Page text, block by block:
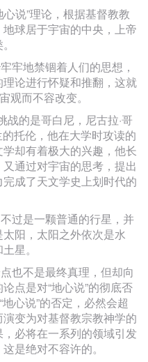
说”理论，根据基督教教
球居于宇宙的中央，上帝
牢地禁锢着人们的思想，
论进行怀疑和推翻，这就
观而不容改变。
战的是哥白尼，尼古拉·哥
托伦，他在大学时攻读的
却有着极大的兴趣，他长
通过对宇宙的思考，提出
成了天文学史上划时代的
过是一颗普通的行星，并
阳，太阳之外依次是水
星。
也不是最终真理，但却向
点是对“地心说”的彻底否
心说”的否定，必然会超
变为对基督教宗教神学的
必将在一系列的领域引发
是绝对不容许的。